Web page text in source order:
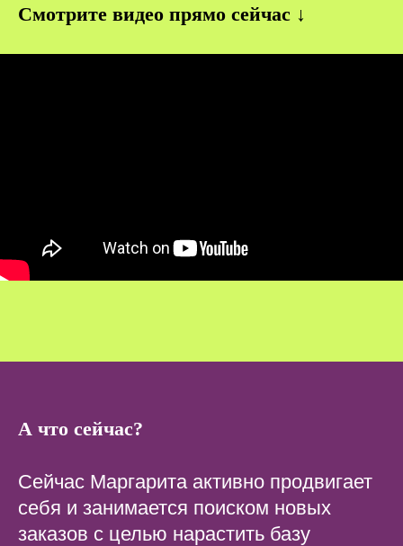
Смотрите видео прямо сейчас ↓
А что сейчас?
Сейчас Маргарита активно продвигает
себя и занимается поиском новых
заказов с целью нарастить базу